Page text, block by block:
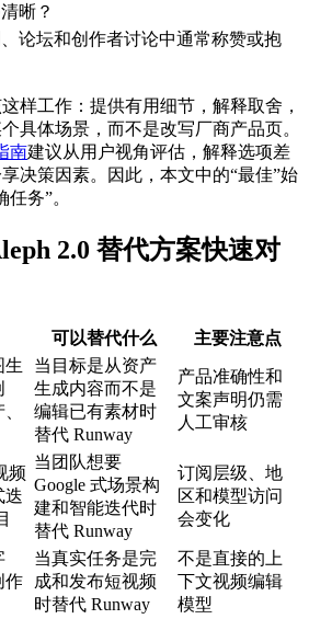
晰？
论坛和创作者讨论中通常称赞或抱
样工作：提供有用细节，解释取舍，
具体场景，而不是改写厂商产品页。
南建议从用户视角评估，解释选项差
决策因素。因此，本文中的“最佳”始
务”。
2.0 替代方案快速对
可以替代什么 主要注意点
生
当目标是从资产
生成内容而不是
编辑已有素材时
替代 Runway
产品准确性和
文案声明仍需
人工审核
频
迭
当团队想要
Google 式场景构
建和智能迭代时
替代 Runway
订阅层级、地
区和模型访问
会变化
作
当真实任务是完
成和发布短视频
时替代 Runway
不是直接的上
下文视频编辑
模型